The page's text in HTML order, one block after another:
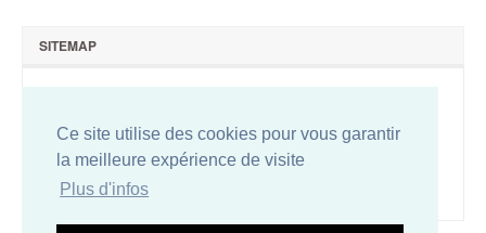
Ce site utilise des cookies pour vous garantir
la meilleure expérience de visite
Plus d'infos
SITEMAP
Plan du site
Conditions de vente
Mentions légales